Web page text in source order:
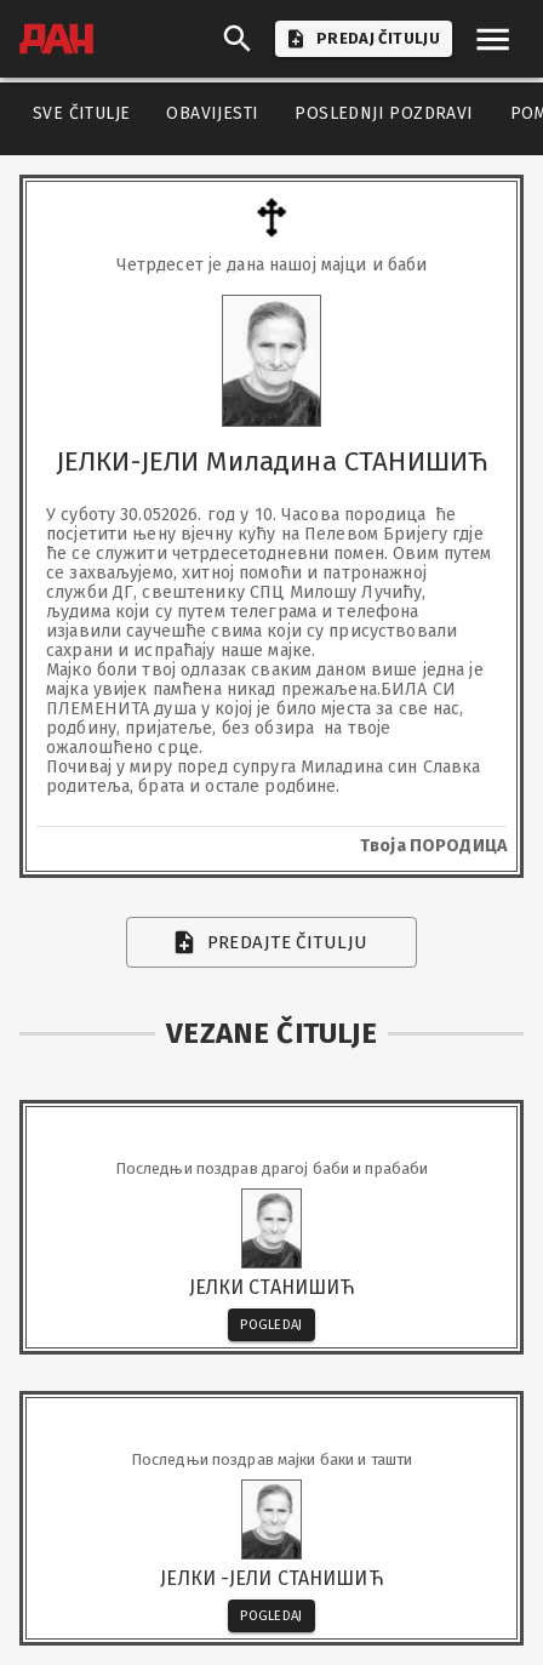
PREDAJ ČITULJU
SVE ČITULJE OBAVIJESTI POSLEDNJI POZDRAVI
Четрдесет је дана нашој мајци и баби
ЈЕЛКИ-ЈЕЛИ Миладина СТАНИШИЋ
У суботу 30.052026. год у 10. Часова породица  ће
посјетити њену вјечну кућу на Пелевом Бријегу гдје
ће се служити четрдесетодневни помен. Овим путем
се захваљујемо, хитној помоћи и патронажној
служби ДГ, свештенику СПЦ Милошу Лучићу,
људима који су путем телеграма и телефона
изјавили саучешће свима који су присуствовали
сахрани и испраћају наше мајке.
Мајко боли твој одлазак сваким даном више једна је
мајка увијек памћена никад прежаљена.БИЛА СИ
ПЛЕМЕНИТА душа у којој је било мјеста за све нас,
родбину, пријатеље, без обзира  на твоје
ожалошћено срце.
Почивај у миру поред супруга Миладина син Славка
родитеља, брата и остале родбине.
Твоја ПОРОДИЦА
PREDAJTE ČITULJU
VEZANE ČITULJE
Последњи поздрав драгој баби и прабаби
ЈЕЛКИ СТАНИШИЋ
POGLEDAJ
Последњи поздрав мајки баки и ташти
ЈЕЛКИ -ЈЕЛИ СТАНИШИЋ
POGLEDAJ